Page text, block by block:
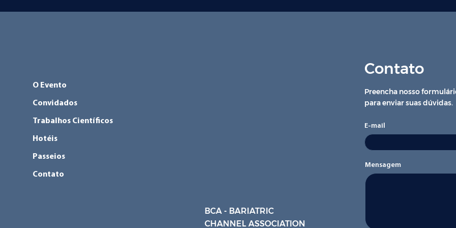
O Evento
Convidados
Trabalhos Científicos
Hotéis
Passeios
Contato
BCA - BARIATRIC
CHANNEL ASSOCIATION
Contato
Preencha nosso
para enviar suas dúvidas.
E-mail
Mensagem